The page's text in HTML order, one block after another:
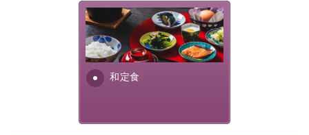
・環境に配慮したアメニティをご用意
・館内フリーWi-Fi
・チェックイン15時、チェックアウト10時
和定食
さっぱりとした和食膳に使わ
れる食材は、諏訪の名産品を
ふんだんに取り入れ、安心・
安全を心掛けた長野県産...